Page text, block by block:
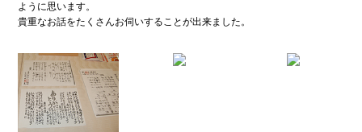
ように思います。
貴重なお話をたくさんお伺いすることが出来ました。